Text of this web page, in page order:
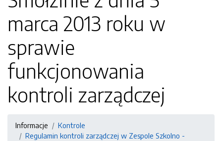
marca 2013 roku w
sprawie
funkcjonowania
kontroli zarządczej
Informacje
Kontrole
Regulamin kontroli zarządczej w Zespole Szkolno -